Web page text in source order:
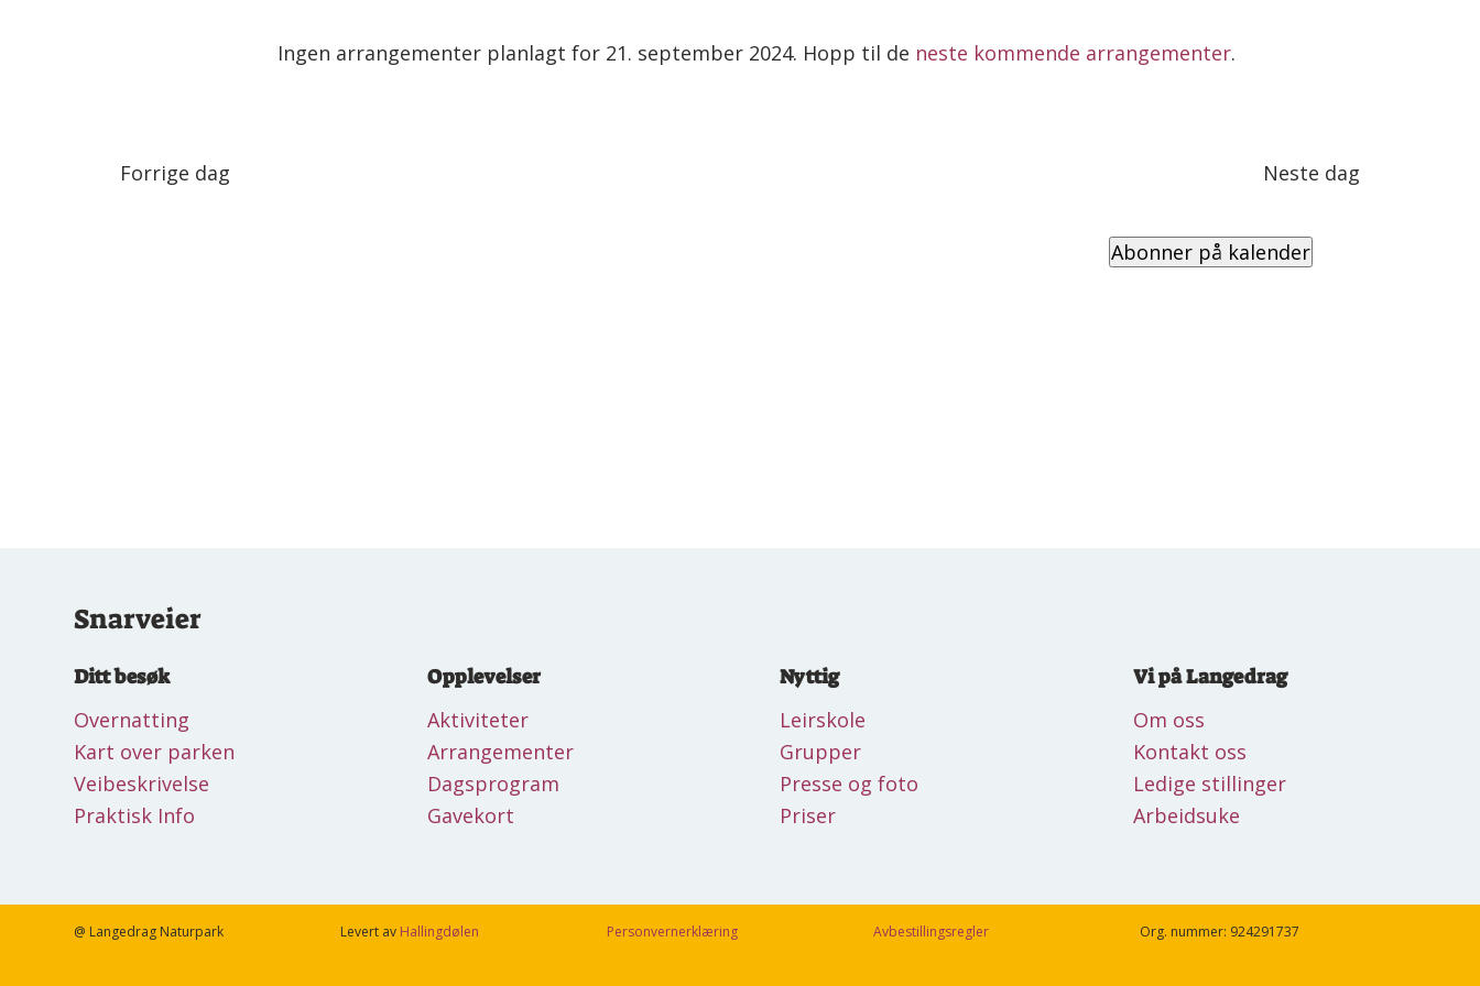
Merknad
Ingen arrangementer planlagt for 21. september 2024. Hopp til de neste kommende arrangementer.
Forrige dag Neste dag
Abonner på kalender
Snarveier
Ditt besøk
Overnatting
Kart over parken
Veibeskrivelse
Praktisk Info
Opplevelser
Aktiviteter
Arrangementer
Dagsprogram
Gavekort
Nyttig
Leirskole
Grupper
Presse og foto
Priser
Vi på Langedrag
Om oss
Kontakt oss
Ledige stillinger
Arbeidsuke
@ Langedrag Naturpark Levert av Hallingdølen Personvernerklæring Avbestillingsregler Org. nummer: 924291737